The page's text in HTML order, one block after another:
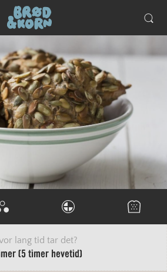
lang tid tar det?
timer (5 timer hevetid)